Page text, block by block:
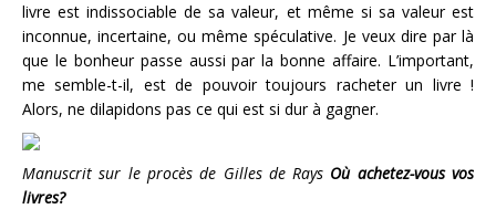
livre est indissociable de sa valeur, et même si sa valeur est
inconnue, incertaine, ou même spéculative. Je veux dire par là
que le bonheur passe aussi par la bonne affaire. L’important,
me semble-t-il, est de pouvoir toujours racheter un livre !
Alors, ne dilapidons pas ce qui est si dur à gagner.
Manuscrit sur le procès de Gilles de Rays Où achetez-vous vos
livres?